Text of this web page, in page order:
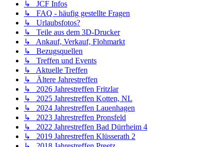
↳ JCF Infos
↳ FAQ - häufig gestellte Fragen
↳ Urlaubsfotos?
↳ Teile aus dem 3D-Drucker
↳ Ankauf, Verkauf, Flohmarkt
↳ Bezugsquellen
↳ Treffen und Events
↳ Aktuelle Treffen
↳ Ältere Jahrestreffen
↳ 2026 Jahrestreffen Fritzlar
↳ 2025 Jahrestreffen Kotten, NL
↳ 2024 Jahrestreffen Lauenhagen
↳ 2023 Jahrestreffen Pronsfeld
↳ 2022 Jahrestreffen Bad Dürrheim 4
↳ 2019 Jahrestreffen Klüsserath 2